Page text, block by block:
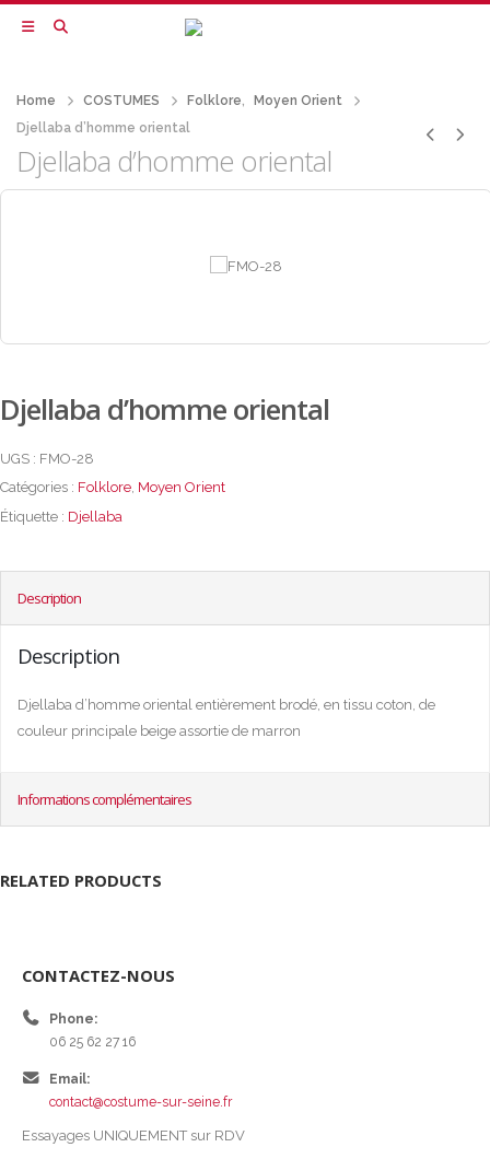
Home COSTUMES Folklore,
Moyen Orient
Djellaba d’homme oriental
Djellaba d’homme oriental
Djellaba d’homme oriental
UGS : FMO-28
Catégories : Folklore, Moyen Orient
Étiquette : Djellaba
Description
Description
Djellaba d’homme oriental entièrement brodé, en tissu coton, de
couleur principale beige assortie de marron
Informations complémentaires
RELATED PRODUCTS
CONTACTEZ-NOUS
Phone:
06 25 62 27 16
Email:
contact@costume-sur-seine.fr
Essayages UNIQUEMENT sur RDV